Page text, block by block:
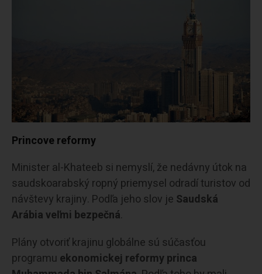
Princove reformy
Minister al-Khateeb si nemyslí, že nedávny útok na
saudskoarabský ropný priemysel odradí turistov od
návštevy krajiny. Podľa jeho slov je Saudská
Arábia veľmi bezpečná.
Plány otvoriť krajinu globálne sú súčasťou
programu ekonomickej reformy princa